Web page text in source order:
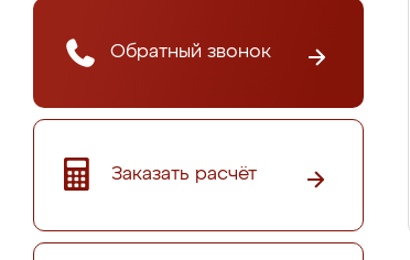
Обратный звонок
Заказать расчёт